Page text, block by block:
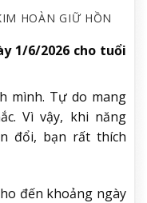
HOÀN GIỮ HỒN
1/6/2026 cho tuổi
mình. Tự do mang
Vì vậy, khi năng
đổi, bạn rất thích
đến khoảng ngày